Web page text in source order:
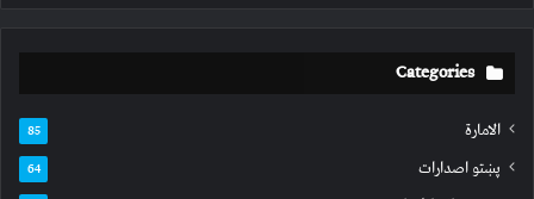
Categories
الامارة 85
پښتو اصدارات 64